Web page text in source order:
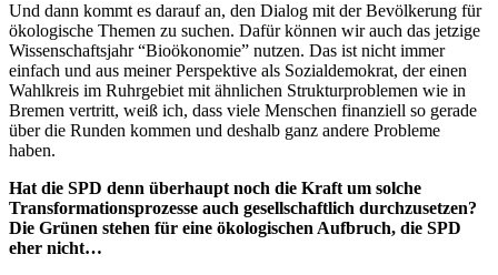
Und dann kommt es darauf an, den Dialog mit der Bevölkerung für
ökologische Themen zu suchen. Dafür können wir auch das jetzige
Wissenschaftsjahr “Bioökonomie” nutzen. Das ist nicht immer
einfach und aus meiner Perspektive als Sozialdemokrat, der einen
Wahlkreis im Ruhrgebiet mit ähnlichen Strukturproblemen wie in
Bremen vertritt, weiß ich, dass viele Menschen finanziell so gerade
über die Runden kommen und deshalb ganz andere Probleme
haben.
Hat die SPD denn überhaupt noch die Kraft um solche
Transformationsprozesse auch gesellschaftlich durchzusetzen?
Die Grünen stehen für eine ökologischen Aufbruch, die SPD
eher nicht…